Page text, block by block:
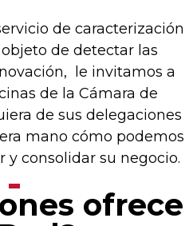
de caracterización
de detectar las
le invitamos a
de la Cámara de
de sus delegaciones
mano cómo podemos
y consolidar su negocio.
ofrece